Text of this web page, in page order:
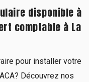
disponible à
comptable à La
pour installer votre
Découvrez nos